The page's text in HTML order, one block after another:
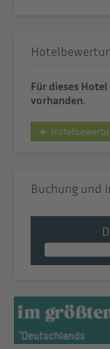
Für dieses
vorhanden.
Buchung und